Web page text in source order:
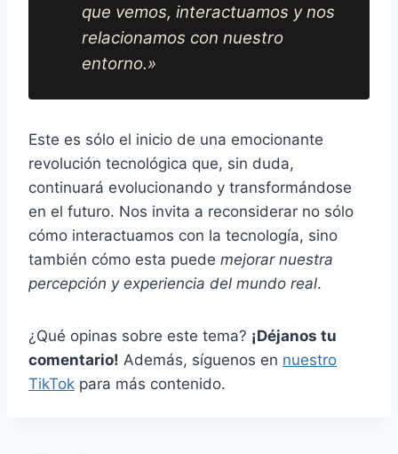
que vemos, interactuamos y nos
relacionamos con nuestro
entorno.»
Este es sólo el inicio de una emocionante
revolución tecnológica que, sin duda,
continuará evolucionando y transformándose
en el futuro. Nos invita a reconsiderar no sólo
cómo interactuamos con la tecnología, sino
también cómo esta puede mejorar nuestra
percepción y experiencia del mundo real.
¿Qué opinas sobre este tema? ¡Déjanos tu
comentario! Además, síguenos en nuestro
TikTok para más contenido.